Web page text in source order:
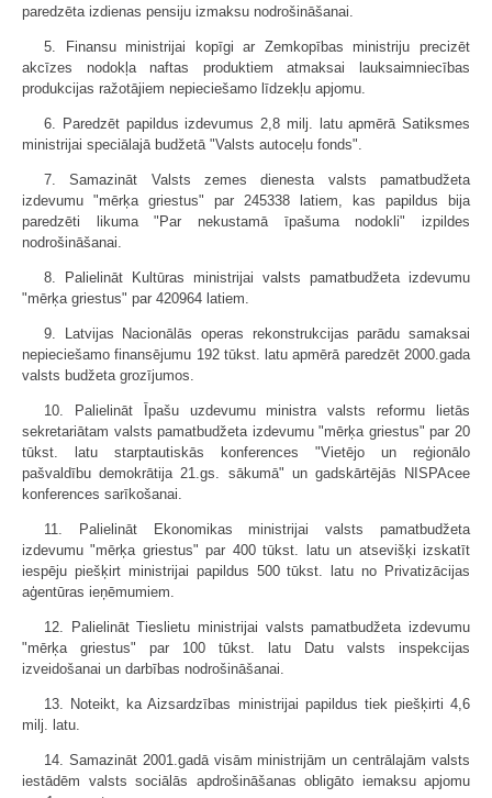
paredzēta izdienas pensiju izmaksu nodrošināšanai.
5. Finansu ministrijai kopīgi ar Zemkopības ministriju precizēt
akcīzes nodokļa naftas produktiem atmaksai lauksaimniecības
produkcijas ražotājiem nepieciešamo līdzekļu apjomu.
6. Paredzēt papildus izdevumus 2,8 milj. latu apmērā Satiksmes
ministrijai speciālajā budžetā "Valsts autoceļu fonds".
7. Samazināt Valsts zemes dienesta valsts pamatbudžeta
izdevumu "mērķa griestus" par 245338 latiem, kas papildus bija
paredzēti likuma "Par nekustamā īpašuma nodokli" izpildes
nodrošināšanai.
8. Palielināt Kultūras ministrijai valsts pamatbudžeta izdevumu
"mērķa griestus" par 420964 latiem.
9. Latvijas Nacionālās operas rekonstrukcijas parādu samaksai
nepieciešamo finansējumu 192 tūkst. latu apmērā paredzēt 2000.gada
valsts budžeta grozījumos.
10. Palielināt Īpašu uzdevumu ministra valsts reformu lietās
sekretariātam valsts pamatbudžeta izdevumu "mērķa griestus" par 20
tūkst. latu starptautiskās konferences "Vietējo un reģionālo
pašvaldību demokrātija 21.gs. sākumā" un gadskārtējās NISPAcee
konferences sarīkošanai.
11. Palielināt Ekonomikas ministrijai valsts pamatbudžeta
izdevumu "mērķa griestus" par 400 tūkst. latu un atsevišķi izskatīt
iespēju piešķirt ministrijai papildus 500 tūkst. latu no Privatizācijas
aģentūras ieņēmumiem.
12. Palielināt Tieslietu ministrijai valsts pamatbudžeta izdevumu
"mērķa griestus" par 100 tūkst. latu Datu valsts inspekcijas
izveidošanai un darbības nodrošināšanai.
13. Noteikt, ka Aizsardzības ministrijai papildus tiek piešķirti 4,6
milj. latu.
14. Samazināt 2001.gadā visām ministrijām un centrālajām valsts
iestādēm valsts sociālās apdrošināšanas obligāto iemaksu apjomu